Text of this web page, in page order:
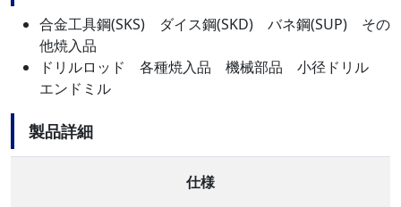
合金工具鋼(SKS) ダイス鋼(SKD) バネ鋼(SUP) その
他焼入品
ドリルロッド 各種焼入品 機械部品 小径ドリル
エンドミル
製品詳細
仕様